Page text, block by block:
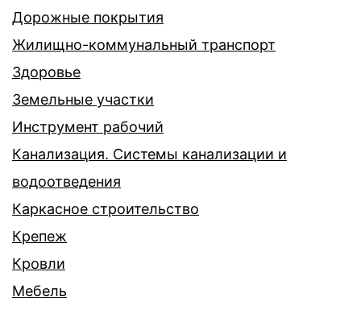
Дорожные покрытия
Жилищно-коммунальный транспорт
Здоровье
Земельные участки
Инструмент рабочий
Канализация. Системы канализации и
водоотведения
Каркасное строительство
Крепеж
Кровли
Мебель